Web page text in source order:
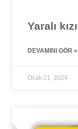
Yaralı
DEVAMINI GÖR »
Ocak 21, 2024